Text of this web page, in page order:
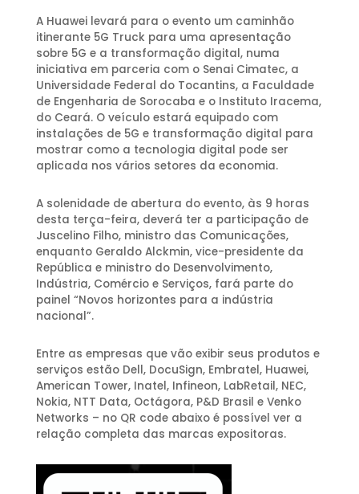
A Huawei levará para o evento um caminhão
itinerante 5G Truck para uma apresentação
sobre 5G e a transformação digital, numa
iniciativa em parceria com o Senai Cimatec, a
Universidade Federal do Tocantins, a Faculdade
de Engenharia de Sorocaba e o Instituto Iracema,
do Ceará. O veículo estará equipado com
instalações de 5G e transformação digital para
mostrar como a tecnologia digital pode ser
aplicada nos vários setores da economia.
A solenidade de abertura do evento, às 9 horas
desta terça-feira, deverá ter a participação de
Juscelino Filho, ministro das Comunicações,
enquanto Geraldo Alckmin, vice-presidente da
República e ministro do Desenvolvimento,
Indústria, Comércio e Serviços, fará parte do
painel “Novos horizontes para a indústria
nacional”.
Entre as empresas que vão exibir seus produtos e
serviços estão Dell, DocuSign, Embratel, Huawei,
American Tower, Inatel, Infineon, LabRetail, NEC,
Nokia, NTT Data, Octágora, P&D Brasil e Venko
Networks – no QR code abaixo é possível ver a
relação completa das marcas expositoras.